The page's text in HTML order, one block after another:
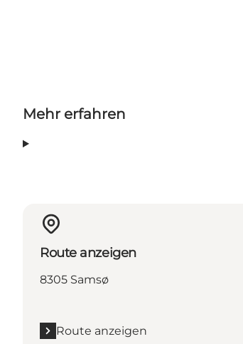
Mehr erfahren
Route anzeigen
8305 Samsø
Route anzeigen